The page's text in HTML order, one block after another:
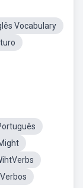
Vocabulary